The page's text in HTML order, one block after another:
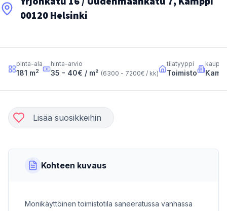
00120 Helsinki
pinta-ala
181 m2
hinta-arvio
35 - 40€ / m² (6300 - 7200€ / kk)
tilatyyppi
Toimisto
Lisää suosikkeihin
Kohteen kuvaus
Monikäyttöinen toimistotila saneeratussa vanhassa